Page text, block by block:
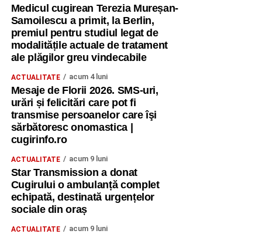
Medicul cugirean Terezia Mureșan-
Samoilescu a primit, la Berlin,
premiul pentru studiul legat de
modalitățile actuale de tratament
ale plăgilor greu vindecabile
ACTUALITATE acum 4 luni
Mesaje de Florii 2026. SMS-uri,
urări și felicitări care pot fi
transmise persoanelor care îşi
sărbătoresc onomastica |
cugirinfo.ro
ACTUALITATE acum 9 luni
Star Transmission a donat
Cugirului o ambulanță complet
echipată, destinată urgențelor
sociale din oraș
ACTUALITATE acum 9 luni